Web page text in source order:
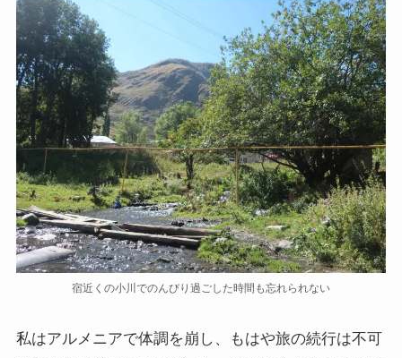
ドストエフスキーゆかりの地を巡る旅
秋に記す夏の印象～パリ・ジョージアの旅
ドストエフスキー、妻と歩んだ運命の旅～狂気と愛
の西欧旅行
『ローマ旅行記』～劇場都市ローマの魅力とベルニ
ーニ巡礼
独ソ戦・冷戦下の世界
レーニン・スターリン時代のソ連の歴史
独ソ戦～ソ連とナチスの絶滅戦争
宿近くの小川でのんびり過ごした時間も忘れられない
私はアルメニアで体調を崩し、もはや旅の続行は不可